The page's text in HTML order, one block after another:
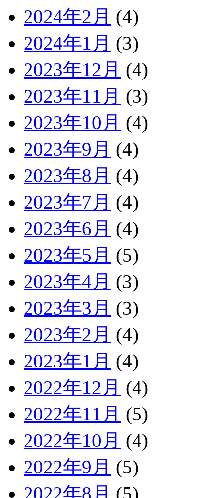
2024年2月 (4)
2024年1月 (3)
2023年12月 (4)
2023年11月 (3)
2023年10月 (4)
2023年9月 (4)
2023年8月 (4)
2023年7月 (4)
2023年6月 (4)
2023年5月 (5)
2023年4月 (3)
2023年3月 (3)
2023年2月 (4)
2023年1月 (4)
2022年12月 (4)
2022年11月 (5)
2022年10月 (4)
2022年9月 (5)
2022年8月 (5)